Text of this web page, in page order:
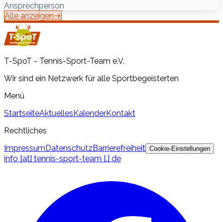
Ansprechperson
Alle anzeigen→
T-SpoT - Tennis-Sport-Team e.V.
Wir sind ein Netzwerk für alle Sportbegeisterten
Menü
StartseiteAktuelles KalenderKontakt
Rechtliches
Impressum Datenschutz Barrierefreiheit Cookie-Einstellungen
info [at] tennis-sport-team [.] de